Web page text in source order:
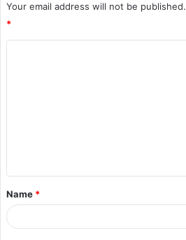
Your email address will not be published.
*
Name *